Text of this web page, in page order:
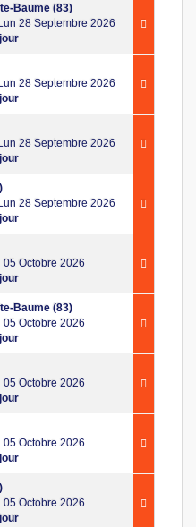
Baume (83)
28 Septembre 2026
28 Septembre 2026
28 Septembre 2026
28 Septembre 2026
Octobre 2026
Baume (83)
Octobre 2026
Octobre 2026
Octobre 2026
Octobre 2026